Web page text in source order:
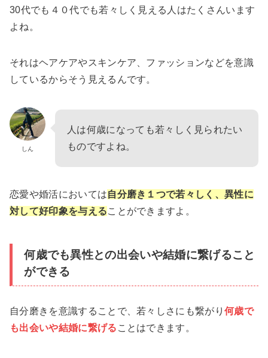
30代でも４０代でも若々しく見える人はたくさんいます
よね。
それはヘアケアやスキンケア、ファッションなどを意識
しているからそう見えるんです。
しん
人は何歳になっても若々しく見られたい
ものですよね。
恋愛や婚活においては自分磨き１つで若々しく、異性に
対して好印象を与えることができますよ。
何歳でも異性との出会いや結婚に繋げること
ができる
自分磨きを意識することで、若々しさにも繋がり何歳で
も出会いや結婚に繋げる ことはできます。